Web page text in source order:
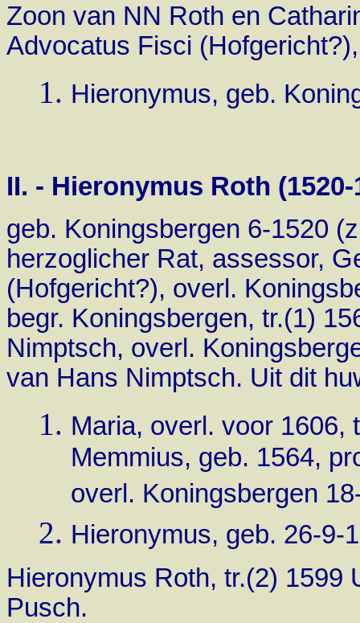
Zoon van NN Roth en
Advocatus Fisci
Hieronymus, geb.
II. - Hieronymus Roth (1520-
geb. Koningsbergen 6-1520
herzoglicher Rat, assessor,
(Hofgericht?), overl.
begr. Koningsbergen, tr.(1)
Nimptsch, overl.
van Hans Nimptsch. Uit dit
Maria, overl. voor 1606,
Memmius, geb. 1564,
overl. Koningsbergen
Hieronymus, geb. 26-9-
Hieronymus Roth, tr.(2) 1599
Pusch.